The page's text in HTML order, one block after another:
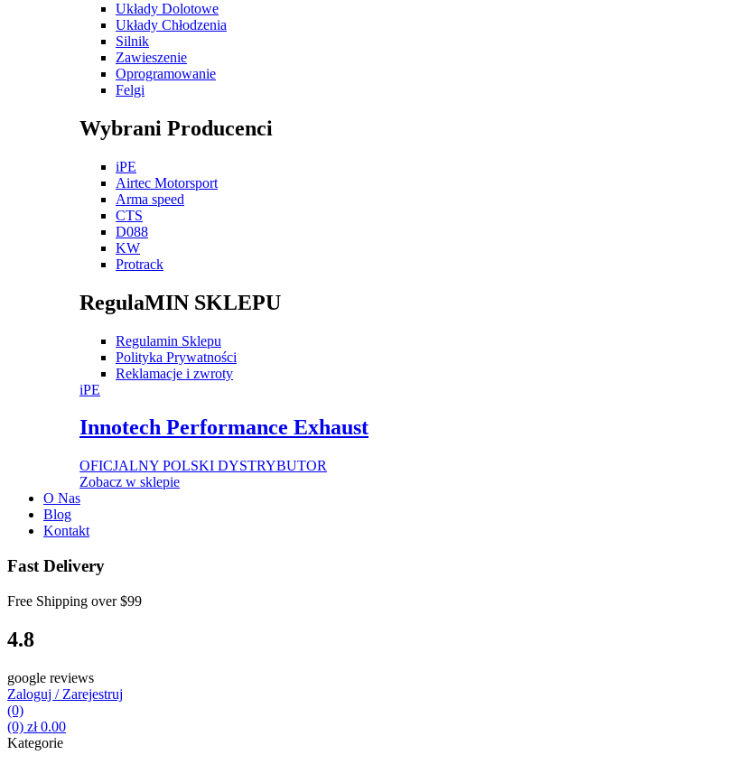
Układy Dolotowe
Układy Chłodzenia
Silnik
Zawieszenie
Oprogramowanie
Felgi
Wybrani Producenci
iPE
Airtec Motorsport
Arma speed
CTS
D088
KW
Protrack
RegulaMIN SKLEPU
Regulamin Sklepu
Polityka Prywatności
Reklamacje i zwroty
iPE
Innotech Performance Exhaust
OFICJALNY POLSKI DYSTRYBUTOR
Zobacz w sklepie
O Nas
Blog
Kontakt
Fast Delivery
Free Shipping over$99
4.8
google reviews
Zaloguj / Zarejestruj
(0)
(0) zł0.00
Kategorie